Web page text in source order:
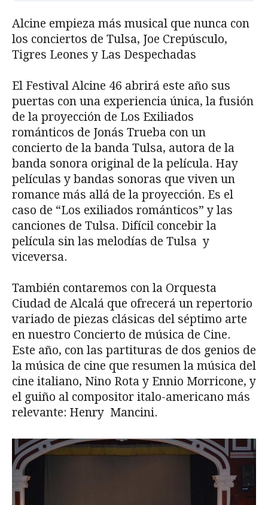
Alcine empieza más musical que nunca con
los conciertos de Tulsa, Joe Crepúsculo,
Tigres Leones y Las Despechadas
El Festival Alcine 46 abrirá este año sus
puertas con una experiencia única, la fusión
de la proyección de Los Exiliados
románticos de Jonás Trueba con un
concierto de la banda Tulsa, autora de la
banda sonora original de la película. Hay
películas y bandas sonoras que viven un
romance más allá de la proyección. Es el
caso de “Los exiliados románticos” y las
canciones de Tulsa. Difícil concebir la
película sin las melodías de Tulsa y
viceversa.
También contaremos con la Orquesta
Ciudad de Alcalá que ofrecerá un repertorio
variado de piezas clásicas del séptimo arte
en nuestro Concierto de música de Cine.
Este año, con las partituras de dos genios de
la música de cine que resumen la música del
cine italiano, Nino Rota y Ennio Morricone, y
el guiño al compositor italo-americano más
relevante: Henry Mancini.